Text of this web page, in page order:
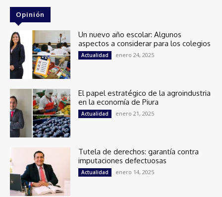
Opinión
Un nuevo año escolar: Algunos
aspectos a considerar para los colegios
Actualidad enero 24, 2025
El papel estratégico de la agroindustria
en la economía de Piura
Actualidad enero 21, 2025
Tutela de derechos: garantía contra
imputaciones defectuosas
Actualidad enero 14, 2025